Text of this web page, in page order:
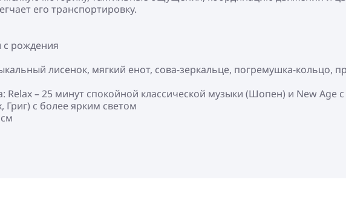
его транспортировку.
с рождения
лисенок, мягкий енот, сова-зеркальце, погремушка-кольцо,
Relax – 25 минут спокойной классической музыки (Шопен) и New Age
Григ) с более ярким светом